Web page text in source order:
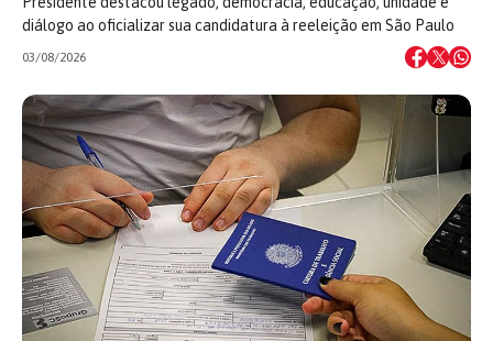
diálogo ao oficializar sua candidatura à reeleição em São Paulo
03/08/2026